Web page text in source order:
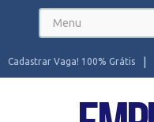
Cadastrar Vaga! 100% Grátis